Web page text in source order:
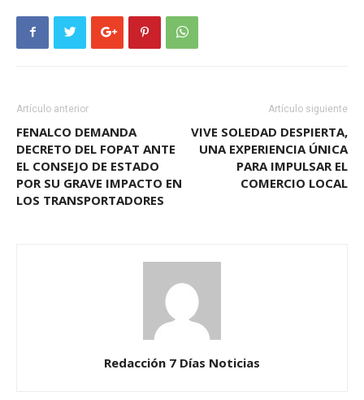
Artículo anterior
FENALCO DEMANDA
DECRETO DEL FOPAT ANTE
EL CONSEJO DE ESTADO
POR SU GRAVE IMPACTO EN
LOS TRANSPORTADORES
Artículo siguiente
VIVE SOLEDAD DESPIERTA,
UNA EXPERIENCIA ÚNICA
PARA IMPULSAR EL
COMERCIO LOCAL
Redacción 7 Días Noticias